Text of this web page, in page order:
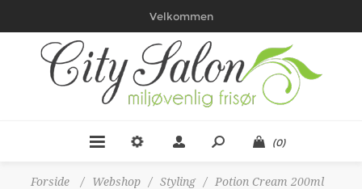
Velkommen
(0)
Forside / Webshop / Styling / Potion Cream 200ml